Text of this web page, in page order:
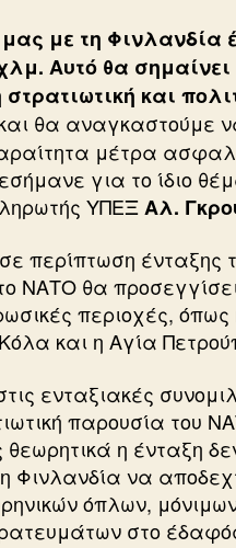
με τη Φινλανδία
Αυτό θα σημαίνει
και
θα αναγκαστούμε
μέτρα
για το ίδιο
ΥΠΕΞΑλ.
περίπτωση ένταξης
ΝΑΤΟ θα
περιοχές, όπως
και η Αγία
ενταξιακές
παρουσία του
η ένταξη
Φινλανδία να
όπλων,
στο